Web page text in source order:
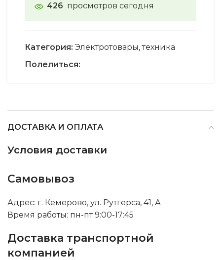
426 просмотров сегодня
Категория: Электротовары, техника
Полелиться:
ДОСТАВКА И ОПЛАТА
Условия доставки
Самовывоз
Адрес: г. Кемерово, ул. Рутгерса, 41, А
Время работы: пн-пт 9:00-17:45
Доставка транспортной
компанией